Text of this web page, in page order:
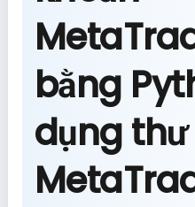
bằng
dụng